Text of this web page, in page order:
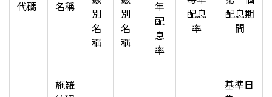
代碼
名稱
別
名
稱
別
名
稱
年
配
息
率
配息
率
配息期
間
施羅
基準日